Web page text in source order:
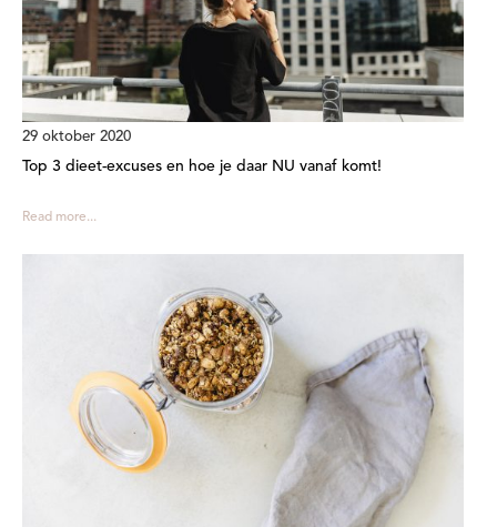
29 oktober 2020
Top 3 dieet-excuses en hoe je daar NU vanaf komt!
Read more...